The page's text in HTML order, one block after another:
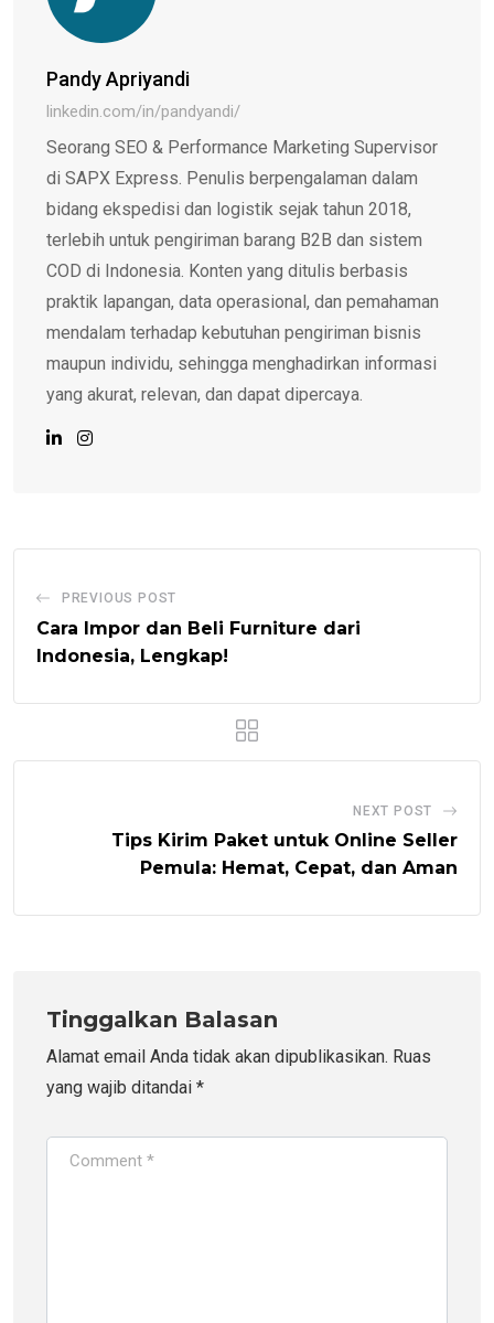
Pandy Apriyandi
linkedin.com/in/pandyandi/
Seorang SEO & Performance Marketing Supervisor
di SAPX Express. Penulis berpengalaman dalam
bidang ekspedisi dan logistik sejak tahun 2018,
terlebih untuk pengiriman barang B2B dan sistem
COD di Indonesia. Konten yang ditulis berbasis
praktik lapangan, data operasional, dan pemahaman
mendalam terhadap kebutuhan pengiriman bisnis
maupun individu, sehingga menghadirkan informasi
yang akurat, relevan, dan dapat dipercaya.
PREVIOUS POST
Cara Impor dan Beli Furniture dari
Indonesia, Lengkap!
NEXT POST
Tips Kirim Paket untuk Online Seller
Pemula: Hemat, Cepat, dan Aman
Tinggalkan Balasan
Alamat email Anda tidak akan dipublikasikan. Ruas
yang wajib ditandai *